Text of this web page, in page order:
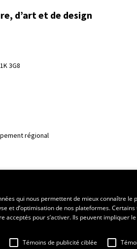
d’art et de design
3G8
régional
qui nous permettent de mieux connaître
et d’optimisation de nos plateformes.
pour s’activer. Ils peuvent impliquer
Témoins de publicité ciblée